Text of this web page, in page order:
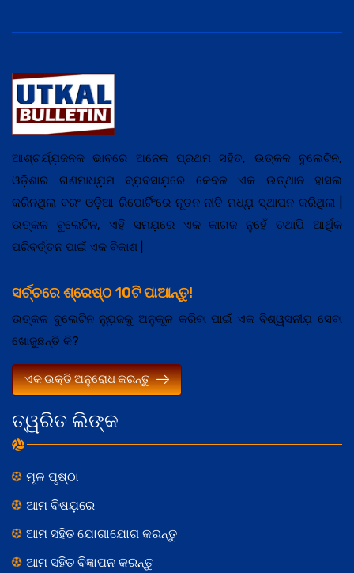
ତ୍ୱରିତ ଲିଙ୍କ
ମୂଳ ପୃଷ୍ଠା
ଆମ ବିଷଯ଼ରେ
ଆମ ସହିତ ଯୋଗାଯୋଗ କରନ୍ତୁ
ଆମ ସହିତ ବିଜ୍ଞାପନ କରନ୍ତୁ
ଆଶ୍ଚର୍ଯ୍ଯ଼ଜନକ ଭାବରେ ଅନେକ ପ୍ରଥମ ସହିତ, ଉତ୍କଳ ବୁଲେଟିନ,
ଓଡ଼ିଶାର ଗଣମାଧ୍ଯ଼ମ ବ୍ଯ଼ବସାଯ଼ରେ କେବଳ ଏକ ଉତ୍ଥାନ ହାସଲ
କରିନଥିଲା ବରଂ ଓଡ଼ିଆ ରିପୋର୍ଟିଂରେ ନୂତନ ନୀତି ମଧ୍ଯ଼ ସ୍ଥାପନ କରିଥିଲା |
ଉତ୍କଳ ବୁଲେଟିନ, ଏହି ସମଯ଼ରେ ଏକ କାଗଜ ନୁହେଁ ତଥାପି ଆର୍ଥିକ
ପରିବର୍ତ୍ତନ ପାଇଁ ଏକ ବିକାଶ |
ସର୍ଚ୍ଚରେ ଶ୍ରେଷ୍ଠ 10ଟି ପାଆନ୍ତୁ!
ଉତ୍କଳ ବୁଲେଟିନ ନ୍ଯ଼ୁଜକୁ ଅନୁକୂଳ କରିବା ପାଇଁ ଏକ ବିଶ୍ୱସନୀଯ଼ ସେବା
ଖୋଜୁଛନ୍ତି କି?
ଏକ ଉକ୍ତି ଅନୁରୋଧ କରନ୍ତୁ